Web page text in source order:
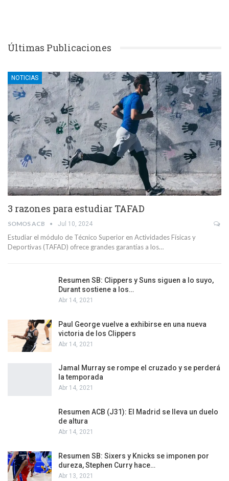
Últimas Publicaciones
NOTICIAS
3 razones para estudiar TAFAD
SOMOS ACB Jul 10, 2024
Estudiar el módulo de Técnico Superior en Actividades Físicas y
Deportivas (TAFAD) ofrece grandes garantías a los…
Resumen SB: Clippers y Suns siguen a lo suyo,
Durant sostiene a los…
Abr 14, 2021
Paul George vuelve a exhibirse en una nueva
victoria de los Clippers
Abr 14, 2021
Jamal Murray se rompe el cruzado y se perderá
la temporada
Abr 14, 2021
Resumen ACB (J31): El Madrid se lleva un duelo
de altura
Abr 14, 2021
Resumen SB: Sixers y Knicks se imponen por
dureza, Stephen Curry hace…
Abr 13, 2021